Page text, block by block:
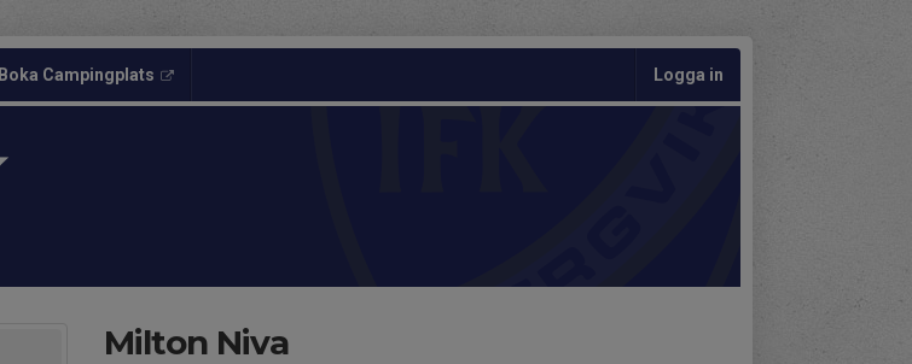
Boka Campingplats Logga in
Milton Niva